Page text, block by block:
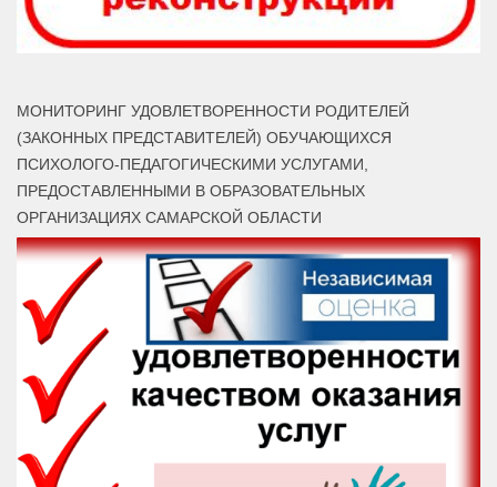
МОНИТОРИНГ УДОВЛЕТВОРЕННОСТИ РОДИТЕЛЕЙ
(ЗАКОННЫХ ПРЕДСТАВИТЕЛЕЙ) ОБУЧАЮЩИХСЯ
ПСИХОЛОГО-ПЕДАГОГИЧЕСКИМИ УСЛУГАМИ,
ПРЕДОСТАВЛЕННЫМИ В ОБРАЗОВАТЕЛЬНЫХ
ОРГАНИЗАЦИЯХ САМАРСКОЙ ОБЛАСТИ